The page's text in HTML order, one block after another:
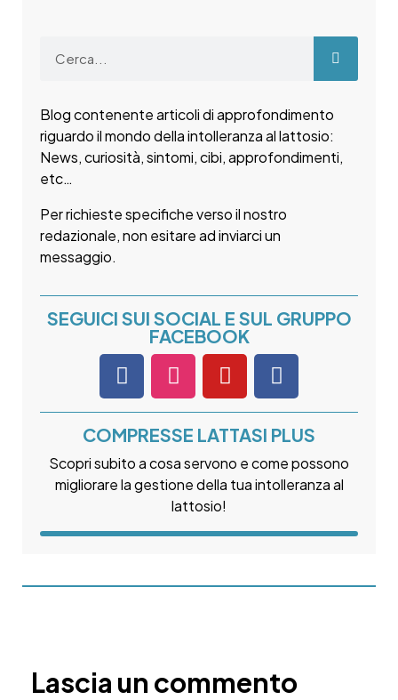
Blog contenente articoli di approfondimento
riguardo il mondo della intolleranza al lattosio:
News, curiosità, sintomi, cibi, approfondimenti,
etc…
Per richieste specifiche verso il nostro
redazionale, non esitare ad inviarci un
messaggio.
SEGUICI SUI SOCIAL E SUL GRUPPO
FACEBOOK
COMPRESSE LATTASI PLUS
Scopri subito a cosa servono e come possono
migliorare la gestione della tua intolleranza al
lattosio!
Lascia un commento